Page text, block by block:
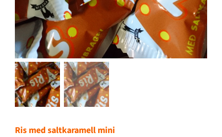
Ris med saltkaramell mini